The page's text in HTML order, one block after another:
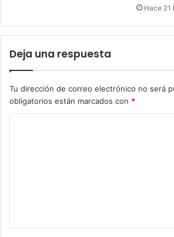
Hace 21
Deja una respuesta
Tu dirección de correo electrónico no será
obligatorios están marcados con *
a